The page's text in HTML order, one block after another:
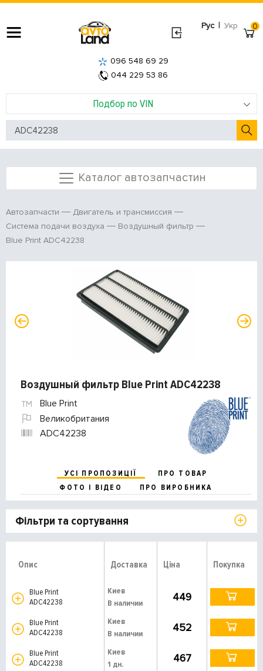
Рус | Укр
Подбор по VIN
096 548 69 29
044 229 53 86
0
Каталог автозапчастин
Автозапчасти
Двигатель и трансмиссия
Система подачи воздуха
Воздушный фильтр
Blue Print ADC42238
Воздушный фильтр Blue Print ADC42238
Blue Print
Великобритания
ADC42238
УСІ ПРОПОЗИЦІЇ
ПРО ТОВАР
ФОТО І ВІДЕО
ПРО ВИРОБНИКА
Фільтри та сортування
Опис Доставка Ціна Покупка
Blue Print
ADC42238
Киев
В наличии
449
Blue Print
ADC42238
Киев
В наличии
452
Blue Print
ADC42238
Киев
1 дн.
467